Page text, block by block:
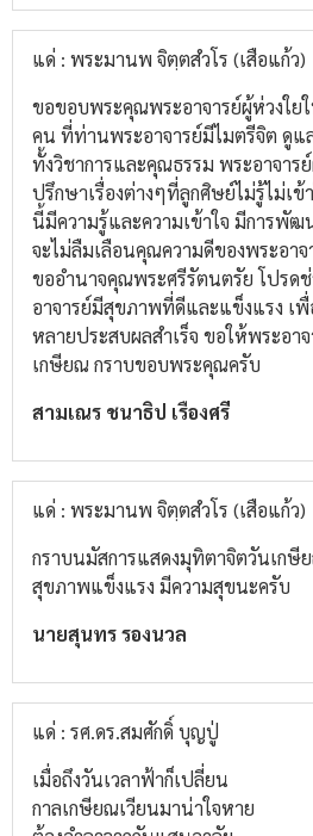
แด่ : พระมานพ จิตฺตสํวโร (เสือแก้ว)
ขอขอบพระคุณพระอาจารย์ผู้ห่วงใย
คน ที่ท่านพระอาจารย์มีไมตรีจิต ดู
ทั้งวิชาการและคุณธรรม พระอาจาร
ปรึกษาเรื่องต่างๆที่ลูกศิษย์ไม่รู้ไม่เข้
นี้มีความรู้และความเข้าใจ มีการพั
จะไม่ลืมเลือนคุณความดีของพระอา
ขออำนาจคุณพระศรีรัตนตรัย โปรด
อาจารย์มีสุขภาพที่ดีและแข็งแรง เ
หลายประสบผลสำเร็จ ขอให้พระอา
เกษียณ กราบขอบพระคุณครับ
สามเณร ชนาธิป เรืองศรี
แด่ : พระมานพ จิตฺตสํวโร (เสือแก้ว)
กราบนมัสการแสดงมุทิตาจิตวันเกษี
สุขภาพแข็งแรง มีความสุขนะครับ
นายสุนทร รองนวล
แด่ : รศ.ดร.สมศักดิ์ บุญปู่
เมื่อถึงวันเวลาฟ้าก็เปลี่ยน
กาลเกษียณเวียนมาน่าใจหาย